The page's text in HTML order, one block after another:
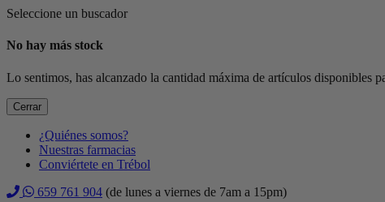
Seleccione un buscador
No hay más stock
Lo sentimos, has alcanzado la cantidad máxima de artículos disponibles
Cerrar
¿Quiénes somos?
Nuestras farmacias
Conviértete en Trébol
659 761 904 (de lunes a viernes de 7am a 15pm)